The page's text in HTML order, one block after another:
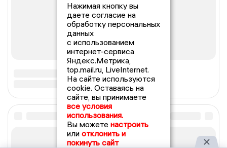
Нажимая кнопку вы
даете согласие на
обработку персональных
данных
с использованием
интернет-сервиса
Яндекс.Метрика,
top.mail.ru, LiveInternet.
На сайте используются
cookie. Оставаясь на
сайте, вы принимаете
все условия
использования.
Вы можете настроить
или отклонить и
покинуть сайт